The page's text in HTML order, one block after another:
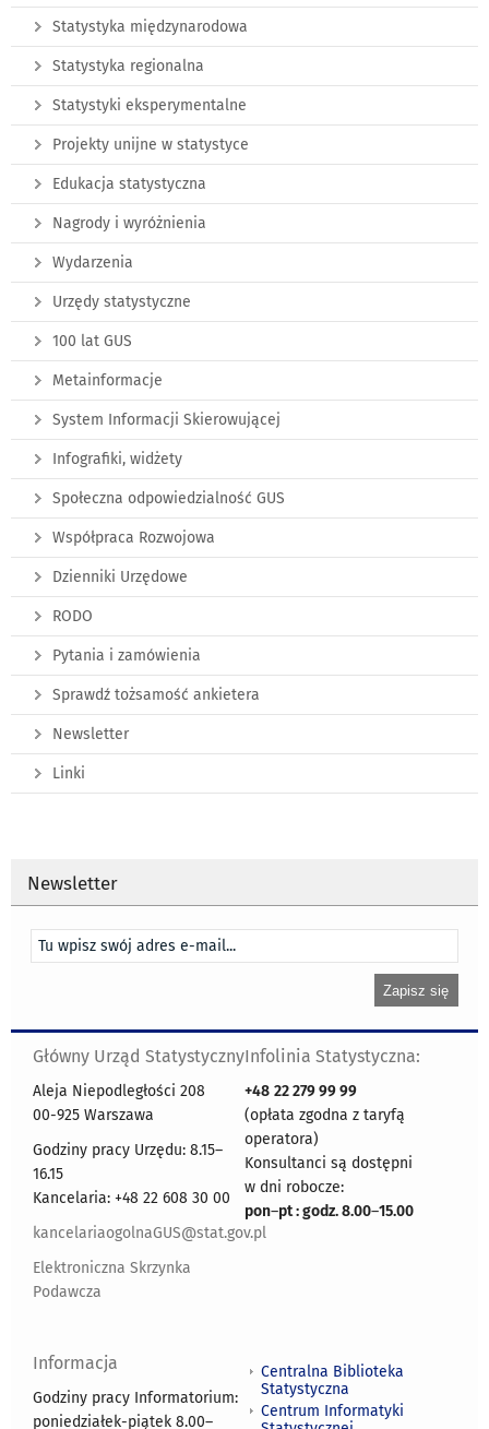
Statystyka międzynarodowa
Statystyka regionalna
Statystyki eksperymentalne
Projekty unijne w statystyce
Edukacja statystyczna
Nagrody i wyróżnienia
Wydarzenia
Urzędy statystyczne
100 lat GUS
Metainformacje
System Informacji Skierowującej
Infografiki, widżety
Społeczna odpowiedzialność GUS
Współpraca Rozwojowa
Dzienniki Urzędowe
RODO
Pytania i zamówienia
Sprawdź tożsamość ankietera
Newsletter
Linki
Newsletter
Główny Urząd Statystyczny
Aleja Niepodległości 208
00-925 Warszawa
Godziny pracy Urzędu: 8.15–
16.15
Kancelaria: +48 22 608 30 00
kancelariaogolnaGUS@stat.gov.pl
Elektroniczna Skrzynka
Podawcza
Infolinia Statystyczna:
+48 22 279 99 99
(opłata zgodna z taryfą
operatora)
Konsultanci są dostępni
w dni robocze:
pon–pt : godz. 8.00–15.00
Informacja
Godziny pracy Informatorium:
poniedziałek-piątek 8.00–
Centralna Biblioteka
Statystyczna
Centrum Informatyki